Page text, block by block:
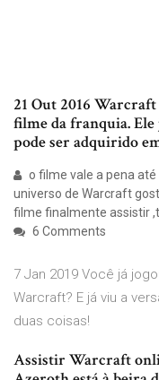
21 Out 2016
filme da franquia. Ele
pode ser adquirido
o filme vale a pena
universo de Warcraft
filme finalmente assistir
6 Comments
7 Jan 2019 Você já
Warcraft? E já viu a
duas coisas!
Assistir Warcraft